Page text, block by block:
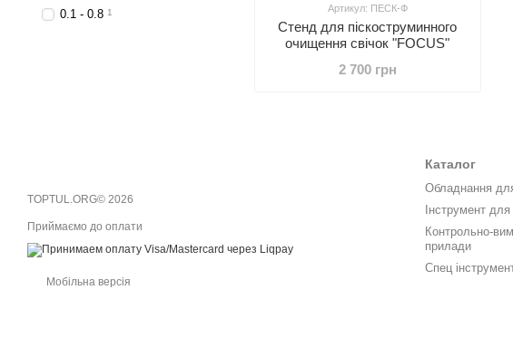
Артикул: ПЕСК-Ф
Стенд для піскоструминного
очищення свічок "FOCUS"
2 700 грн
0.1 - 0.8 1
TOPTUL.ORG© 2026
Приймаємо до оплати
Мобільна версія
Каталог
Обладнання
Інструмент
Контрольно-
прилади
Спец